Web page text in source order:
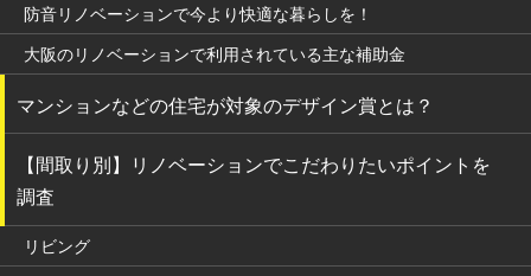
防音リノベーションで今より快適な暮らしを！
大阪のリノベーションで利用されている主な補助金
マンションなどの住宅が対象のデザイン賞とは？
【間取り別】リノベーションでこだわりたいポイントを
調査
リビング